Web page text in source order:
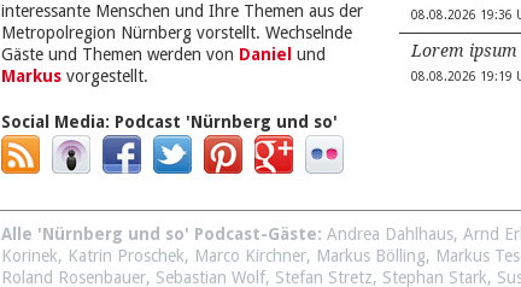
interessante Menschen und Ihre Themen aus der
Metropolregion Nürnberg vorstellt. Wechselnde
Gäste und Themen werden von Daniel und
Markus vorgestellt.
Social Media: Podcast 'Nürnberg und so'
08.08.2026 19:36
Lorem ipsum
08.08.2026 19:19
Alle 'Nürnberg und so' Podcast-Gäste: Andrea Dahlhaus, Arnd
Korinek, Katrin Proschek, Marco Kirchner, Markus Bölling, Markus
Roland Rosenbauer, Sebastian Wolf, Stefan Stretz, Stephan Stark,